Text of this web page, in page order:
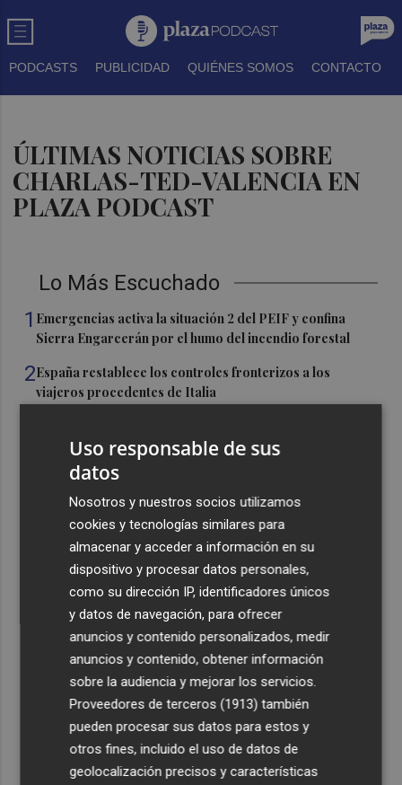
PODCASTS PUBLICIDAD QUIÉNES SOMOS CONTACTO
ÚLTIMAS NOTICIAS SOBRE
CHARLAS-TED-VALENCIA EN
PLAZA PODCAST
Lo Más Escuchado
1 Emergencias activa la situación 2 del PEIF y confina
Sierra Engarcerán por el humo del incendio forestal
2España restablece los controles fronterizos a los
viajeros procedentes de Italia
Ferran Torres, recibido con un baño de masas en su
pueblo: "Allá donde voy siempre digo que soy de Foios"
Foios se vuelca con Ferran Torres
Recibe toda la actualidad de
Plaza Podcast en tu correo
Quiero suscribirme
Uso responsable de sus
datos
Nosotros y nuestros socios utilizamos
cookies y tecnologías similares para
almacenar y acceder a información en su
dispositivo y procesar datos personales,
como su dirección IP, identificadores únicos
y datos de navegación, para ofrecer
anuncios y contenido personalizados, medir
anuncios y contenido, obtener información
sobre la audiencia y mejorar los servicios.
Proveedores de terceros (1913) también
pueden procesar sus datos para estos y
otros fines, incluido el uso de datos de
geolocalización precisos y características